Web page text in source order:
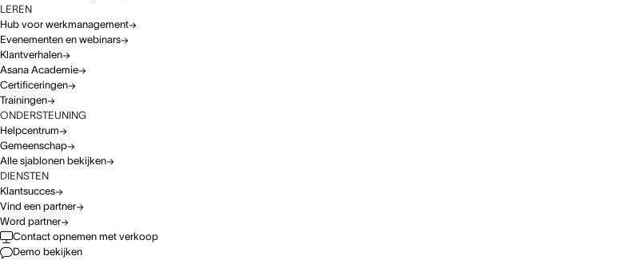
LEREN
Hub voor werkmanagement
Evenementen en webinars
Klantverhalen
Asana Academie
Certificeringen
Trainingen
ONDERSTEUNING
Helpcentrum
Gemeenschap
Alle sjablonen bekijken
DIENSTEN
Klantsucces
Vind een partner
Word partner
Contact opnemen met verkoop
Demo bekijken